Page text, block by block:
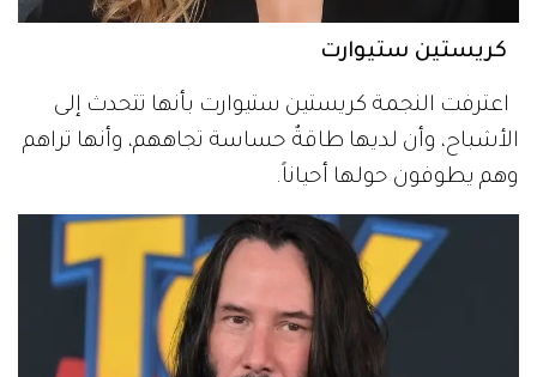
كريستين ستيوارت
اعترفت النجمة كريستين ستيوارت بأنها تتحدث إلى
الأشباح، وأن لديها طاقةٌ حساسة تجاههم، وأنها تراهم
وهم يطوفون حولها أحياناً.